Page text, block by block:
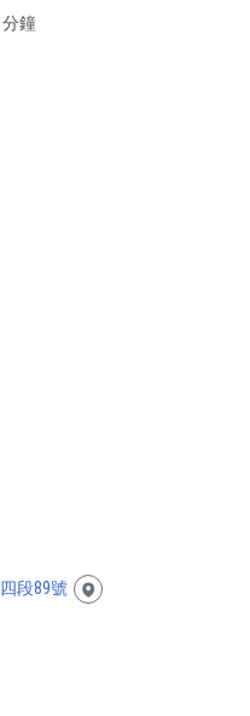
鐘
段89號